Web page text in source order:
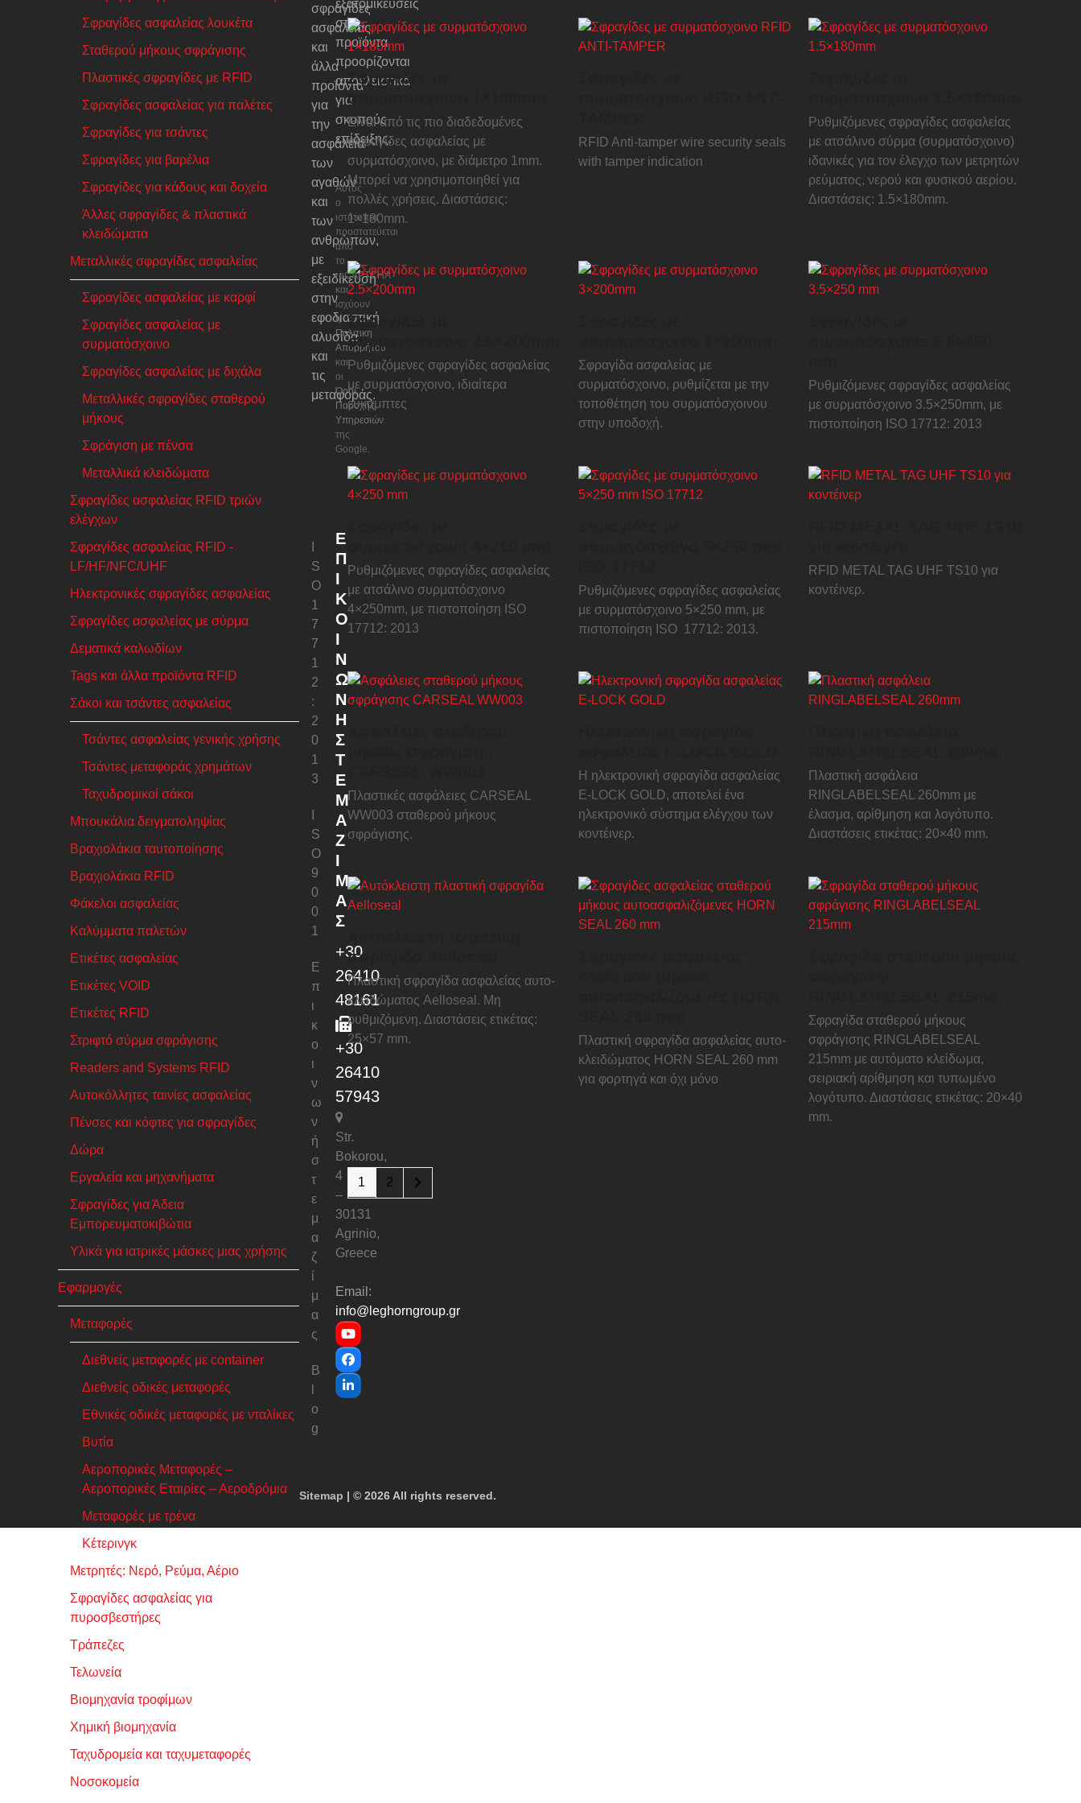
Σφραγίδες με
συρματόσχοινο 1×180mm
Είναι από τις πιο διαδεδομένες
σφραγίδες ασφαλείας με
συρματόσχοινο, με διάμετρο 1mm.
Μπορεί να χρησιμοποιηθεί για
πολλές χρήσεις. Διαστάσεις:
1×180mm.
RFID Anti-tamper wire security seals
with tamper indication
Ρυθμιζόμενες σφραγίδες ασφαλείας
με ατσάλινο σύρμα (συρματόσχοινο)
ιδανικές για τον έλεγχο των μετρητών
ρεύματος, νερού και φυσικού αερίου.
Διαστάσεις: 1.5×180mm.
Σφραγίδες με
συρματόσχοινο 2.5×200mm
Ρυθμιζόμενες σφραγίδες ασφαλείας
με συρματόσχοινο, ιδιαίτερα
εύκαμπτες
Σφραγίδα ασφαλείας με
συρματόσχοινο, ρυθμίζεται με την
τοποθέτηση του συρματόσχοινου
στην υποδοχή.
Ρυθμιζόμενες σφραγίδες ασφαλείας
με συρματόσχοινο 3.5×250mm, με
πιστοποίηση ISO 17712: 2013
Ρυθμιζόμενες σφραγίδες ασφαλείας
με ατσάλινο συρματόσχοινο
4×250mm, με πιστοποίηση ISO
17712: 2013
Ρυθμιζόμενες σφραγίδες ασφαλείας
με συρματόσχοινο 5×250 mm, με
πιστοποίηση ISO 17712: 2013.
RFID METAL TAG UHF TS10 για
κοντέινερ.
Πλαστικές ασφάλειες CARSEAL
WW003 σταθερού μήκους
σφράγισης.
Η ηλεκτρονική σφραγίδα ασφαλείας
E-LOCK GOLD, αποτελεί ένα
ηλεκτρονικό σύστημα ελέγχου των
κοντέινερ.
Πλαστική ασφάλεια
RINGLABELSEAL 260mm με
έλασμα, αρίθμηση και λογότυπο.
Διαστάσεις ετικέτας: 20×40 mm.
σφραγίδα Aelloseal
Πλαστική σφραγίδα ασφαλείας αυτο-
κλειδώματος Aelloseal. Μη
ρυθμιζόμενη. Διαστάσεις ετικέτας:
25×57 mm.
Πλαστική σφραγίδα ασφαλείας αυτο-
κλειδώματος HORN SEAL 260 mm
για φορτηγά και όχι μόνο
Σφραγίδα σταθερού μήκους
σφράγισης RINGLABELSEAL
215mm με αυτόματο κλείδωμα,
σειριακή αρίθμηση και τυπωμένο
λογότυπο. Διαστάσεις ετικέτας: 20×40
mm.
1 2
Σφραγίδες ασφαλείας λουκέτα
Σταθερού μήκους σφράγισης
Πλαστικές σφραγίδες με RFID
Σφραγίδες ασφαλείας για παλέτες
Σφραγίδες για τσάντες
Σφραγίδες για βαρέλια
Σφραγίδες για κάδους και δοχεία
Άλλες σφραγίδες & πλαστικά
κλειδώματα
Μεταλλικές σφραγίδες ασφαλείας
Σφραγίδες ασφαλείας με καρφί
Σφραγίδες ασφαλείας με
συρματόσχοινο
Σφραγίδες ασφαλείας με διχάλα
Μεταλλικές σφραγίδες σταθερού
μήκους
Σφράγιση με πένσα
Μεταλλικά κλειδώματα
Σφραγίδες ασφαλείας RFID τριών
ελέγχων
Σφραγίδες ασφαλείας RFID -
LF/HF/NFC/UHF
Ηλεκτρονικές σφραγίδες ασφαλείας
Σφραγίδες ασφαλείας με σύρμα
Δεματικά καλωδίων
Tags και άλλα προϊόντα RFID
Σάκοι και τσάντες ασφαλείας
Τσάντες ασφαλείας γενικής χρήσης
Τσάντες μεταφοράς χρημάτων
Ταχυδρομικοί σάκοι
Μπουκάλια δειγματοληψίας
Βραχιολάκια ταυτοποίησης
Βραχιολάκια RFID
Φάκελοι ασφαλείας
Καλύμματα παλετών
Ετικέτες ασφαλείας
Ετικέτες VOID
Ετικέτες RFID
Στριφτό σύρμα σφράγισης
Readers and Systems RFID
Αυτοκόλλητες ταινίες ασφαλείας
Πένσες και κόφτες για σφραγίδες
Δώρα
Εργαλεία και μηχανήματα
Σφραγίδες για Άδεια
Εμπορευματοκιβώτια
Υλικά για ιατρικές μάσκες μιας χρήσης
Εφαρμογές
Μεταφορές
Διεθνείς μεταφορές με container
Διεθνείς οδικές μεταφορές
Εθνικές οδικές μεταφορές με νταλίκες
Βυτία
Αεροπορικές Μεταφορές –
Αεροπορικές Εταιρίες – Αεροδρόμια
Μεταφορές με τρένα
Κέτερινγκ
Μετρητές: Νερό, Ρεύμα, Αέριο
Σφραγίδες ασφαλείας για
πυροσβεστήρες
Τράπεζες
Τελωνεία
Βιομηχανία τροφίμων
Χημική βιομηχανία
Ταχυδρομεία και ταχυμεταφορές
Νοσοκομεία
σφραγίδες
ασφαλείας
και
άλλα
προϊόντα
για
την
ασφάλεια
των
αγαθών
και
των
ανθρώπων,
με
εξειδίκευση
στην
εφοδιαστική
αλυσίδα
και
τις
μεταφοράς.
εξατομικεύσεις
στα
προϊόντα
προορίζονται
αποκλειστικά
για
σκοπούς
επίδειξης.
Αυτός
ο
ιστότοπος
προστατεύεται
από
το
reCAPTCHA
και
ισχύουν
η
Πολιτική
Απορρήτου
και
οι
Όροι
Παροχής
Υπηρεσιών
της
Google.
S
O
1
7
7
1
2
:
2
0
1
3
S
O
9
0
0
1
Ε
π
ι
κ
ο
ι
ν
ω
ν
ή
σ
τ
ε
μ
α
ζ
ί
μ
α
ς
B
o
g
Ε
Π
Ι
Κ
Ο
Ι
Ν
Ω
Ν
Ή
Σ
Τ
Ε
Μ
Α
Ζ
Ί
Μ
Α
Σ
+30
26410
48161
+30
26410
57943
Str.
Bokorou,
4
–
30131
Agrinio,
Greece
Email:
info@leghorngroup.gr
YouTube
Facebook
LinkedIn
Sitemap | © 2026 All rights reserved.